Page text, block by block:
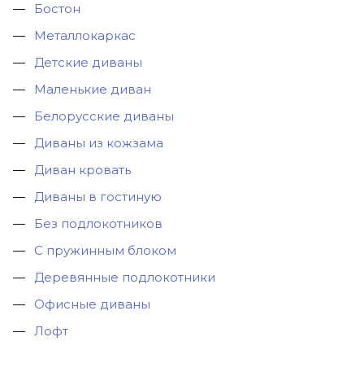
Бостон
Металлокаркас
Детские диваны
Маленькие диван
Белорусские диваны
Диваны из кожзама
Диван кровать
Диваны в гостиную
Без подлокотников
С пружинным блоком
Деревянные подлокотники
Офисные диваны
Лофт